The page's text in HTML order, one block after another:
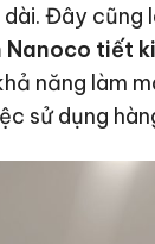
Đây cũng
Nanoco tiết
năng làm
sử dụng